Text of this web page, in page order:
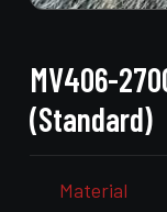
MV406-
(Standard)
Material